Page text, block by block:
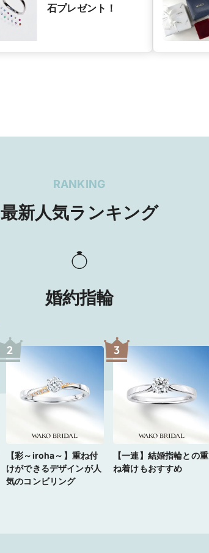
石プレゼント！
RANKING
最新人気ランキング
婚約指輪
2
【彩～iroha～】重ね付
けができるデザインが人
気のコンビリング
3
【一連】結婚指輪との重
ね着けもおすすめ